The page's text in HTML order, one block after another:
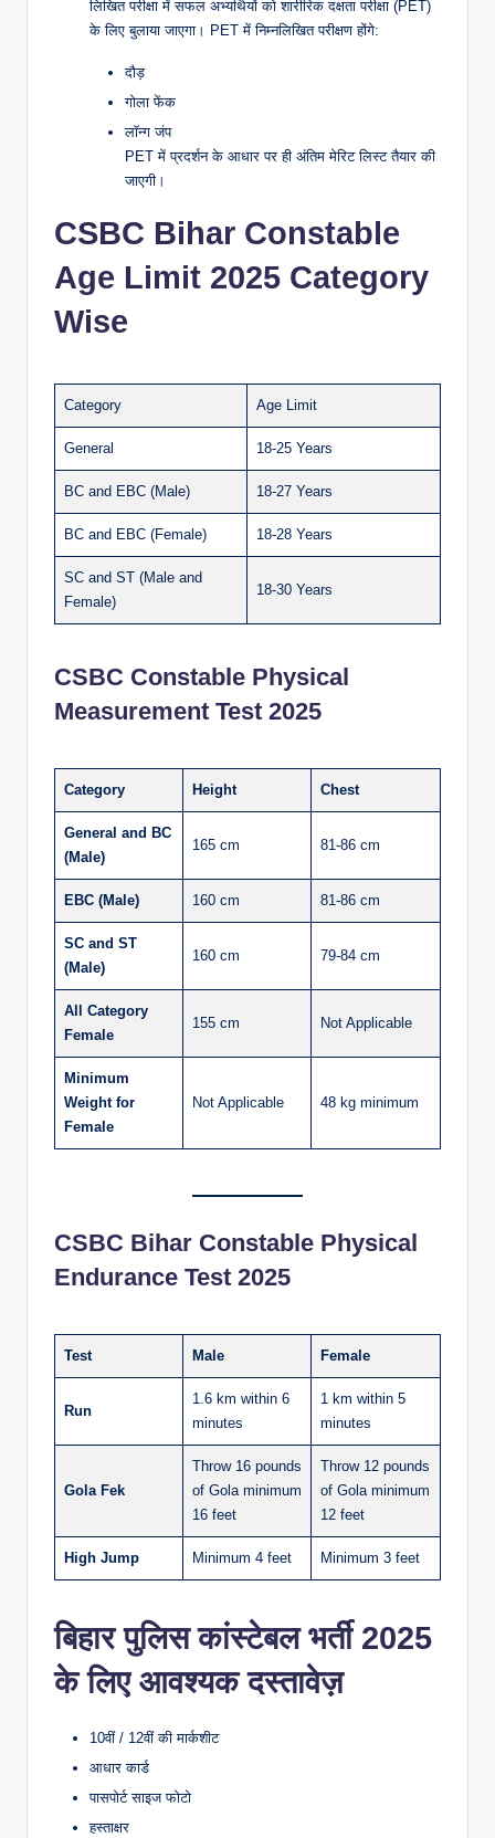
लिखित परीक्षा में सफल अभ्यर्थियों को शारीरिक दक्षता परीक्षा (PET)
के लिए बुलाया जाएगा। PET में निम्नलिखित परीक्षण होंगे:
दौड़
गोला फेंक
लॉन्ग जंप
PET में प्रदर्शन के आधार पर ही अंतिम मेरिट लिस्ट तैयार की
जाएगी।
CSBC Bihar Constable
Age Limit 2025 Category
Wise
Category Age Limit
General 18-25 Years
BC and EBC (Male) 18-27 Years
BC and EBC (Female) 18-28 Years
SC and ST (Male and
Female)
18-30 Years
CSBC Constable Physical
Measurement Test 2025
Category Height Chest
General and BC
(Male)
165 cm 81-86 cm
EBC (Male) 160 cm 81-86 cm
SC and ST
(Male)
160 cm 79-84 cm
All Category
Female
155 cm Not Applicable
Minimum
Weight for
Female
Not Applicable 48 kg minimum
CSBC Bihar Constable Physical
Endurance Test 2025
Test Male Female
Run
1.6 km within 6
minutes
1 km within 5
minutes
Gola Fek
Throw 16 pounds
of Gola minimum
16 feet
Throw 12 pounds
of Gola minimum
12 feet
High Jump Minimum 4 feet Minimum 3 feet
बिहार पुलिस कांस्टेबल भर्ती 2025
के लिए आवश्यक दस्तावेज़
10वीं / 12वीं की मार्कशीट
आधार कार्ड
पासपोर्ट साइज फोटो
हस्ताक्षर